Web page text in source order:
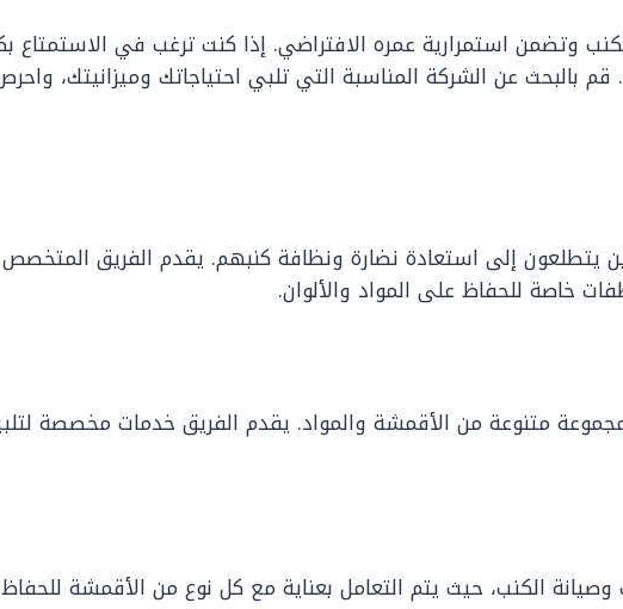
وتضمن استمرارية عمره الافتراضي. إذا كنت ترغب في الاستمتاع
عن الشركة المناسبة التي تلبي احتياجاتك وميزانيتك،
يتطلعون إلى استعادة نضارة ونظافة كنبهم. يقدم الفريق
خاصة للحفاظ على المواد والألوان.
متنوعة من الأقمشة والمواد. يقدم الفريق خدمات مخصصة
الكنب، حيث يتم التعامل بعناية مع كل نوع من الأقمشة